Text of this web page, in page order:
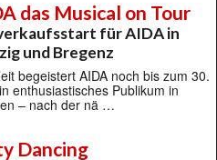
das Musical on Tour
für AIDA in
und Bregenz
begeistert AIDA noch bis zum 30.
enthusiastisches Publikum in
– nach der nä …
Dancing